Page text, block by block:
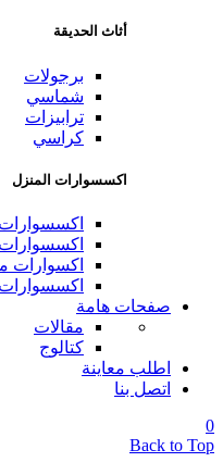
أثاث الحديقة
برجولات
شماسي
ترابيزات
كراسي
اكسسوارات المنزل
اكسوارات
صفحات هامة
مقالات
كتالوج
اطلب معاينة
اتصل بنا
0
Back to Top